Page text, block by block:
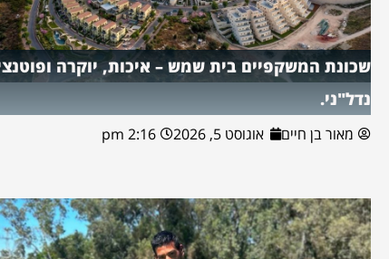
שכונת המשקפיים בית שמש – איכות, יוקרה
נדל"ני.
מאור בן חיים אוגוסט 5, 2026 2:16 pm